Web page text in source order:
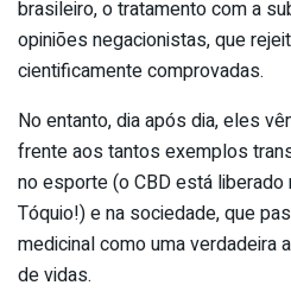
brasileiro, o tratamento com a
opiniões negacionistas, que
cientificamente comprovadas.
No entanto, dia após dia, eles
frente aos tantos exemplos
no esporte (o CBD está
Tóquio!) e na sociedade, que
medicinal como uma verdadeira
de vidas.